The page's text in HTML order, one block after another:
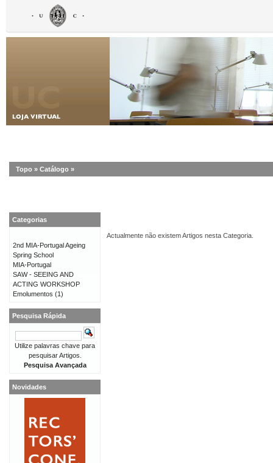
Topo » Catálogo »
Actualmente não existem Artigos nesta Categoria.
Categorias
2nd MIA-Portugal Ageing
Spring School
MIA-Portugal
SAW - SEEING AND
ACTING WORKSHOP
Emolumentos (1)
Pesquisa Rápida
Utilize palavras chave para
pesquisar Artigos.
Pesquisa Avançada
Novidades